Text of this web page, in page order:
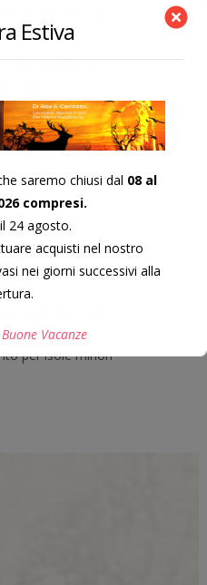
carte di
e
per isole minori
Estiva
saremo chiusi dal 08 al
compresi.
24 agosto.
acquisti nel nostro
nei giorni successivi alla
Vacanze